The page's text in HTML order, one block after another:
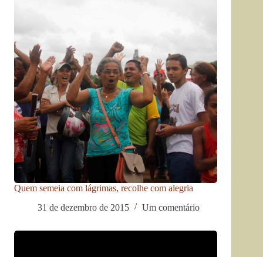
Quem semeia com lágrimas, recolhe com alegria
31 de dezembro de 2015
Um comentário